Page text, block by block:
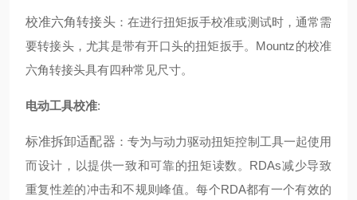
校准六角转接头：在进行扭矩扳手校准或测试时，通常需
要转接头，尤其是带有开口头的扭矩扳手。Mountz的校准
六角转接头具有四种常见尺寸。
电动工具校准:
标准拆卸适配器 ：专为与动力驱动扭矩控制工具一起使用
而设计，以提供一致和可靠的扭矩读数。RDAs减少导致
重复性差的冲击和不规则峰值。每个RDA都有一个有效的